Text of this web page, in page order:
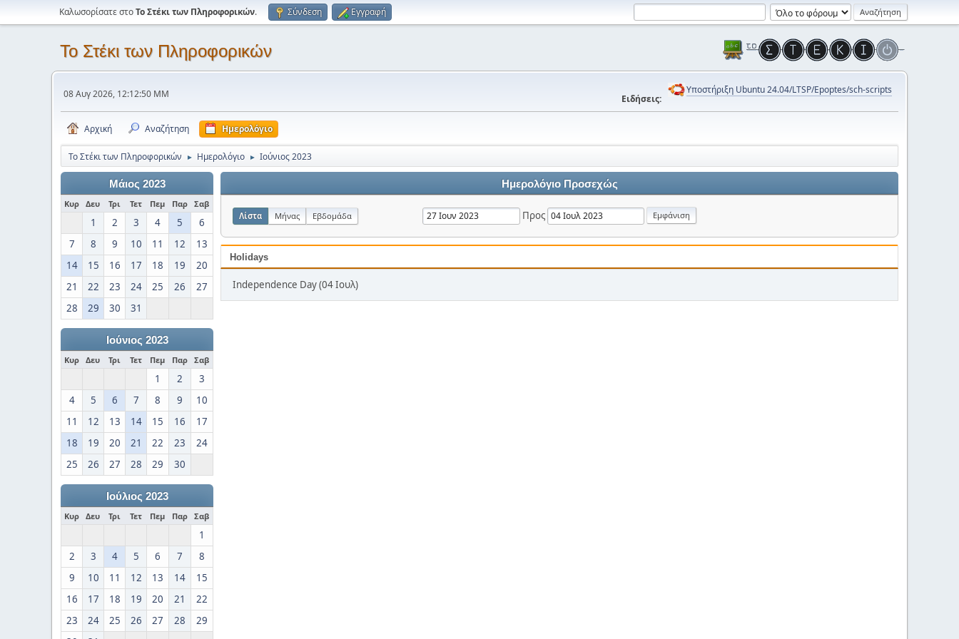
Καλωσορίσατε στοΤο Στέκι των Πληροφορικών. Σύνδεση Εγγραφή
Το Στέκι των Πληροφορικών
08 Αυγ 2026, 12:12:50 ΜΜ Ειδήσεις:
Υποστήριξη Ubuntu 24.04/LTSP/Epoptes/sch-scripts
Αρχική Αναζήτηση Ημερολόγιο
Το Στέκι των Πληροφορικών ► Ημερολόγιο ► Ιούνιος 2023
Μάιος 2023
Κυρ Δευ Τρι Τετ Πεμ Παρ Σαβ
1 2 3 4 5
6
7
8 9 10 11 12
13
14
15 16 17 18 19
20
21
22 23 24 25 26
27
28
29 30 31
Ιούνιος 2023
Κυρ Δευ Τρι Τετ Πεμ Παρ Σαβ
1 2
3
4
5 6 7 8 9
10
11
12 13 14 15 16
17
18
19 20 21 22 23
24
25
26 27 28 29 30
Ιούλιος 2023
Κυρ Δευ Τρι Τετ Πεμ Παρ Σαβ
1
2
3 4 5 6 7
8
9
10 11 12 13 14
15
16
17 18 19 20 21
22
23
24 25 26 27 28
29
Ημερολόγιο Προσεχώς
Λίστα Μήνας Εβδομάδα Προς
Holidays
Independence Day (04 Ιουλ)